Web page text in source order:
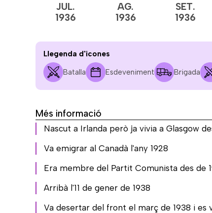
JUL.
1936
AG.
1936
SET.
1936
Llegenda d'icones
Batalla Esdeveniment Brigada
Més informació
Nascut a Irlanda però ja vivia a Glasgow
Va emigrar al Canadà l'any 1928
Era membre del Partit Comunista des de
Arribà l'11 de gener de 1938
Va desertar del front el març de 1938 i es